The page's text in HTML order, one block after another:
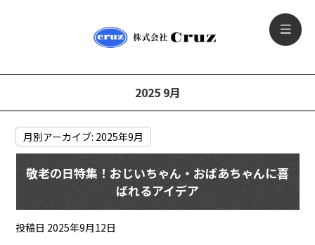
2025 9月
月別アーカイブ: 2025年9月
敬老の日特集！おじいちゃん・おばあちゃんに喜
ばれるアイデア
投稿日 2025年9月12日